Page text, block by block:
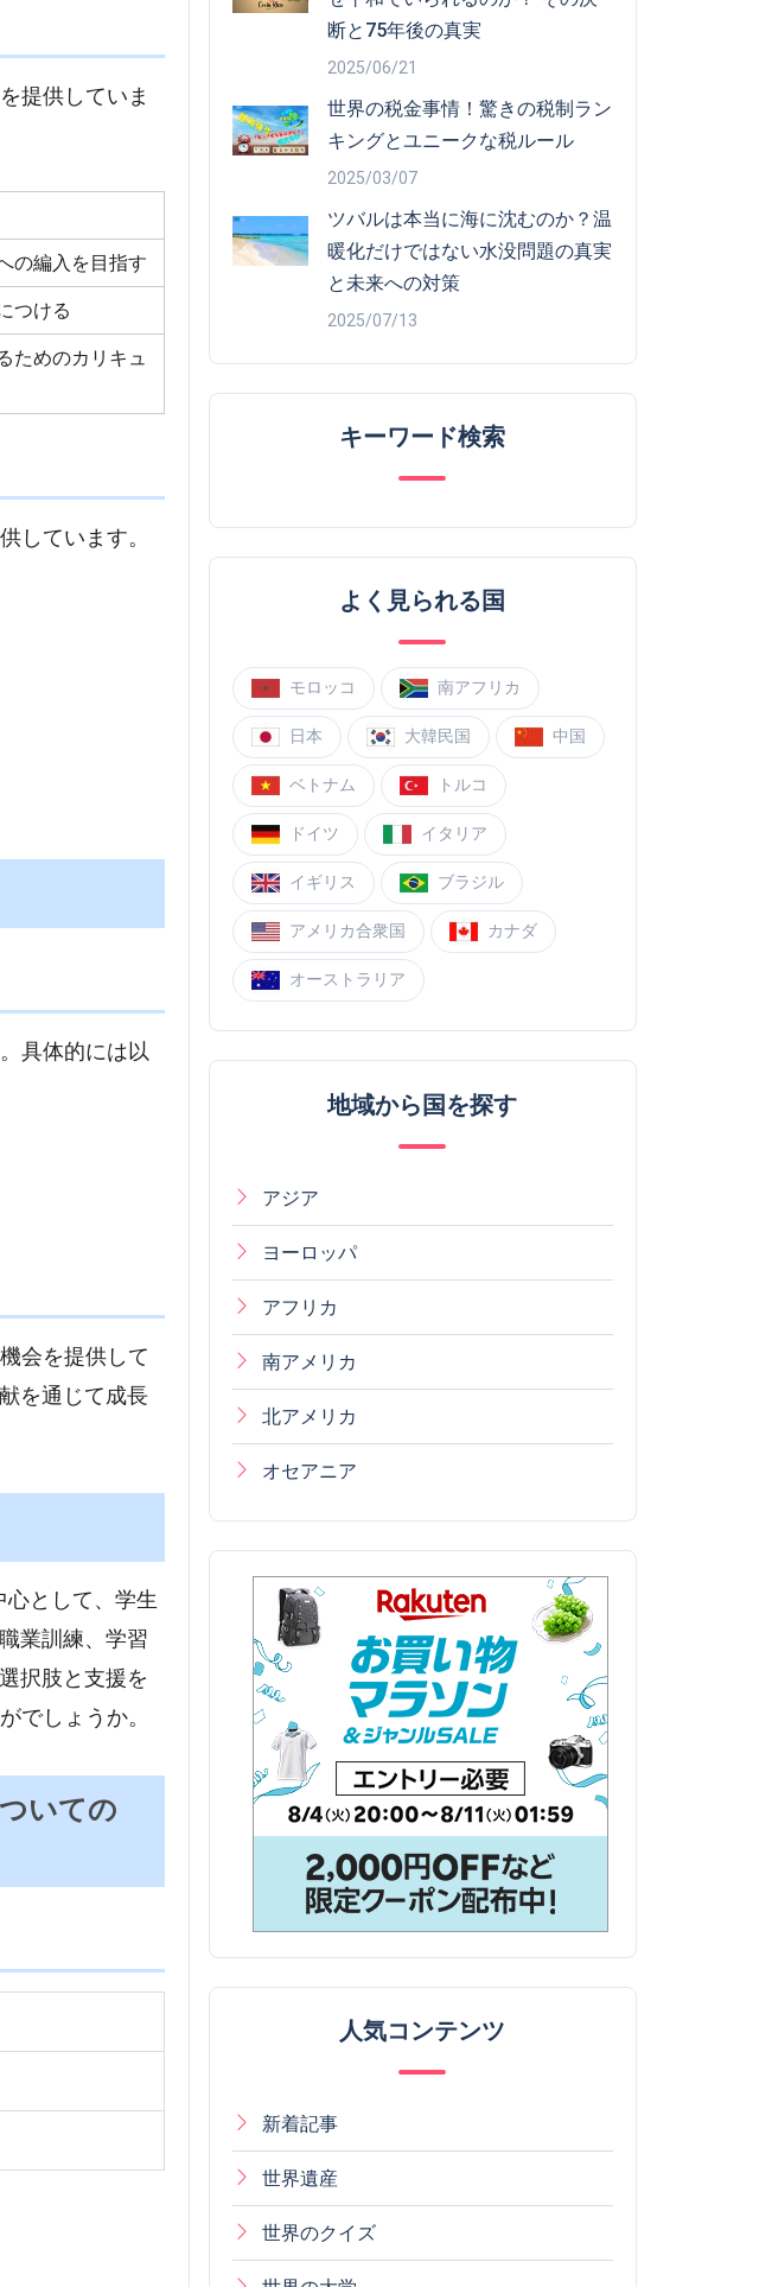
提供していま
の編入を目指す
つける
ためのカリキュ
しています。
具体的には以
会を提供して
を通じて成長
心として、学生
業訓練、学習
択肢と支援を
でしょうか。
いての
断と75年後の真実
2025/06/21
世界の税金事情！驚きの税制ラン
キングとユニークな税ルール
2025/03/07
ツバルは本当に海に沈むのか？温
暖化だけではない水没問題の真実
と未来への対策
2025/07/13
キーワード検索
よく見られる国
モロッコ 南アフリカ
日本 大韓民国 中国
ベトナム トルコ
ドイツ イタリア
イギリス ブラジル
アメリカ合衆国 カナダ
オーストラリア
地域から国を探す
アジア
ヨーロッパ
アフリカ
南アメリカ
北アメリカ
オセアニア
人気コンテンツ
新着記事
世界遺産
世界のクイズ